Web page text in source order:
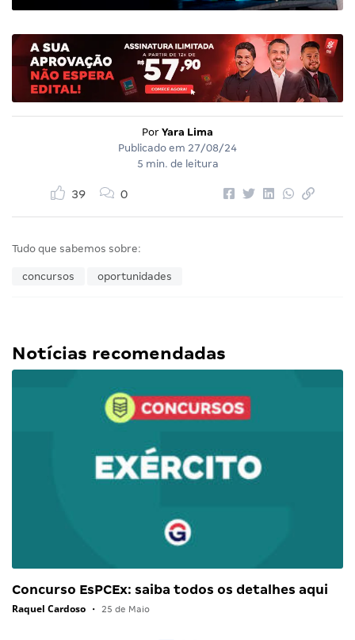
Por Yara Lima
Publicado em 27/08/24
5 min. de leitura
39 0
Tudo que sabemos sobre:
concursos oportunidades
Notícias recomendadas
Concurso EsPCEx: saiba todos os detalhes aqui
Raquel Cardoso • 25 de Maio